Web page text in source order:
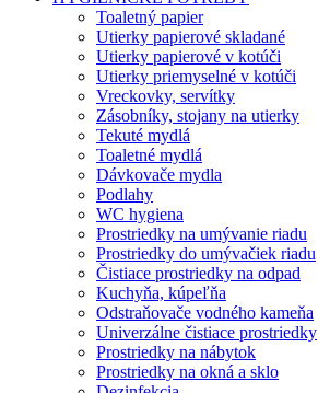
Toaletný papier
Utierky papierové skladané
Utierky papierové v kotúči
Utierky priemyselné v kotúči
Vreckovky, servítky
Zásobníky, stojany na utierky
Tekuté mydlá
Toaletné mydlá
Dávkovače mydla
Podlahy
WC hygiena
Prostriedky na umývanie riadu
Prostriedky do umývačiek riadu
Čistiace prostriedky na odpad
Kuchyňa, kúpeľňa
Odstraňovače vodného kameňa
Univerzálne čistiace prostriedky
Prostriedky na nábytok
Prostriedky na okná a sklo